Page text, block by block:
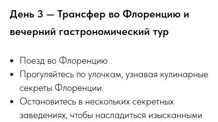
День 3 — Трансфер во Флоренцию и
вечерний гастрономический тур
Поезд во Флоренцию
Прогуляйтесь по улочкам, узнавая кулинарные
секреты Флоренции.
Остановитесь в нескольких секретных
заведениях, чтобы насладиться изысканными